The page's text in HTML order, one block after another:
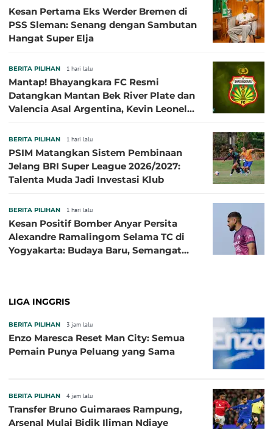
Kesan Pertama Eks Werder Bremen di
PSS Sleman: Senang dengan Sambutan
Hangat Super Elja
BERITA PILIHAN 1 hari lalu
Mantap! Bhayangkara FC Resmi
Datangkan Mantan Bek River Plate dan
Valencia Asal Argentina, Kevin Leonel
BERITA PILIHAN 1 hari lalu
PSIM Matangkan Sistem Pembinaan
Jelang BRI Super League 2026/2027:
Talenta Muda Jadi Investasi Klub
BERITA PILIHAN 1 hari lalu
Kesan Positif Bomber Anyar Persita
Alexandre Ramalingom Selama TC di
Yogyakarta: Budaya Baru, Semangat
LIGA INGGRIS
BERITA PILIHAN 3 jam lalu
Enzo Maresca Reset Man City: Semua
Pemain Punya Peluang yang Sama
BERITA PILIHAN 4 jam lalu
Transfer Bruno Guimaraes Rampung,
Arsenal Mulai Bidik Iliman Ndiaye